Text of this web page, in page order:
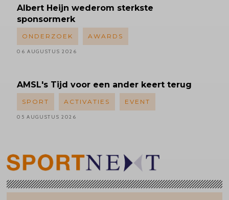
Albert Heijn wederom sterkste
sponsormerk
ONDERZOEK AWARDS
06 AUGUSTUS 2026
AMSL's Tijd voor een ander keert terug
SPORT ACTIVATIES EVENT
05 AUGUSTUS 2026